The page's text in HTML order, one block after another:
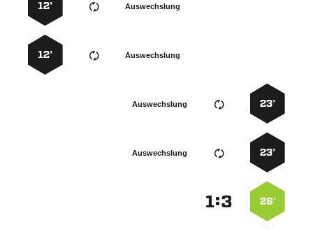
Auswechslung
12’
Auswechslung
12’
23’
Auswechslung
23’
Auswechslung
26’
: